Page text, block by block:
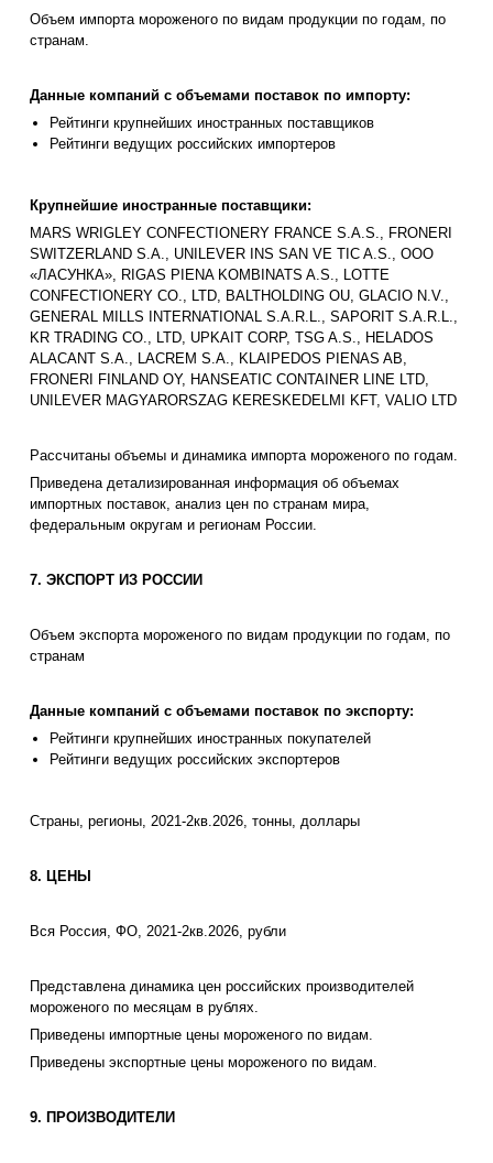
Объем импорта мороженого по видам продукции по годам, по
странам.
Данные компаний с объемами поставок по импорту:
Рейтинги крупнейших иностранных поставщиков
Рейтинги ведущих российских импортеров
Крупнейшие иностранные поставщики:
MARS WRIGLEY CONFECTIONERY FRANCE S.A.S., FRONERI
SWITZERLAND S.A., UNILEVER INS SAN VE TIC A.S., ООО
«ЛАСУНКА», RIGAS PIENA KOMBINATS A.S., LOTTE
CONFECTIONERY CO., LTD, BALTHOLDING OU, GLACIO N.V.,
GENERAL MILLS INTERNATIONAL S.A.R.L., SAPORIT S.A.R.L.,
KR TRADING CO., LTD, UPKAIT CORP, TSG A.S., HELADOS
ALACANT S.A., LACREM S.A., KLAIPEDOS PIENAS AB,
FRONERI FINLAND OY, HANSEATIC CONTAINER LINE LTD,
UNILEVER MAGYARORSZAG KERESKEDELMI KFT, VALIO LTD
Рассчитаны объемы и динамика импорта мороженого по годам.
Приведена детализированная информация об объемах
импортных поставок, анализ цен по странам мира,
федеральным округам и регионам России.
7. ЭКСПОРТ ИЗ РОССИИ
Объем экспорта мороженого по видам продукции по годам, по
странам
Данные компаний с объемами поставок по экспорту:
Рейтинги крупнейших иностранных покупателей
Рейтинги ведущих российских экспортеров
Страны, регионы, 2021-2кв.2026, тонны, доллары
8. ЦЕНЫ
Вся Россия, ФО, 2021-2кв.2026, рубли
Представлена динамика цен российских производителей
мороженого по месяцам в рублях.
Приведены импортные цены мороженого по видам.
Приведены экспортные цены мороженого по видам.
9. ПРОИЗВОДИТЕЛИ